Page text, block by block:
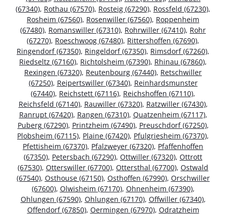
(67340), Rothau (67570), Rosteig (67290), Rossfeld (67230),
Rosheim (67560), Rosenwiller (67560), Roppenheim
(67480), Romanswiller (67310), Rohrwiller (67410), Rohr
(67270), Roeschwoog (67480), Rittershoffen (67690),
Ringendorf (67350), Ringeldorf (67350), Rimsdorf (67260),
Riedseltz (67160), Richtolsheim (67390), Rhinau (67860),
Rexingen (67320), Reutenbourg (67440), Retschwiller
(67250), Reipertswiller (67340), Reinhardsmunster
(67440), Reichstett (67116), Reichshoffen (67110),
Reichsfeld (67140), Rauwiller (67320), Ratzwiller (67430),
Ranrupt (67420), Rangen (67310), Quatzenheim (67117),
Puberg (67290), Printzheim (67490), Preuschdorf (67250),
Plobsheim (67115), Plaine (67420), Pfulgriesheim (67370),
Pfettisheim (67370), Pfalzweyer (67320), Pfaffenhoffen
(67350), Petersbach (67290), Ottwiller (67320), Ottrott
(67530), Otterswiller (67700), Ottersthal (67700), Ostwald
(67540), Osthouse (67150), Osthoffen (67990), Orschwiller
(67600), Olwisheim (67170), Ohnenheim (67390),
Ohlungen (67590), Ohlungen (67170), Offwiller (67340),
Offendorf (67850), Oermingen (67970), Odratzheim